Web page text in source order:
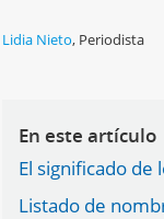
Lidia Nieto, Periodista
En este artículo
El significado
Listado de